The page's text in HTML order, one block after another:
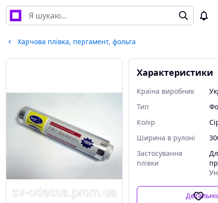
Харчова плівка, пергамент, фольга
Характеристики
Країна виробник
Тип
Колір
Ширина в рулоні
Застосування
плівки